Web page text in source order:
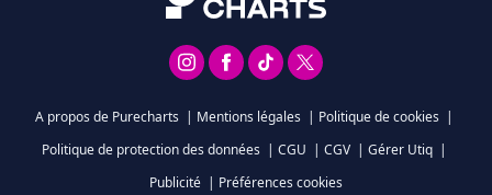
A propos de Purecharts | Mentions légales | Politique de cookies |
Politique de protection des données | CGU | CGV | Gérer Utiq |
Publicité | Préférences cookies